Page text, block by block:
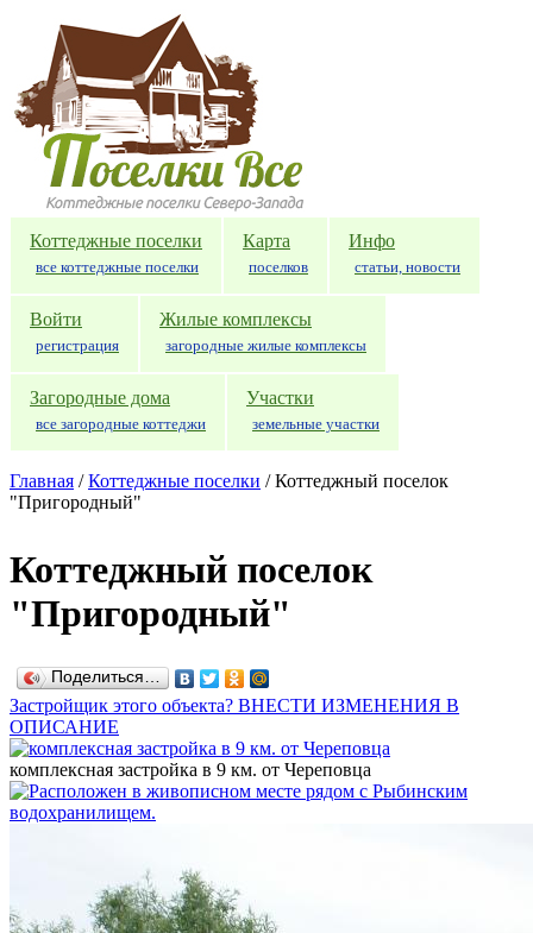
Перейти к основному содержанию
Коттеджные поселки
все коттеджные поселки
Карта
поселков
Инфо
статьи, новости
Войти
регистрация
Жилые комплексы
загородные жилые комплексы
Загородные дома
все загородные коттеджи
Участки
земельные участки
Главная / Коттеджные поселки /Коттеджный поселок
"Пригородный"
Коттеджный поселок
"Пригородный"
Поделиться…
Застройщик этого объекта? ВНЕСТИ ИЗМЕНЕНИЯ В
ОПИСАНИЕ
комплексная застройка в 9 км. от Череповца